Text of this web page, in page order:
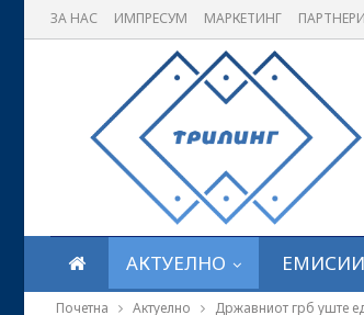
ЗА НАС ИМПРЕСУМ МАРКЕТИНГ ПАРТНЕРИ
АКТУЕЛНО ЕМИСИИ
Почетна Актуелно Државниот грб уште